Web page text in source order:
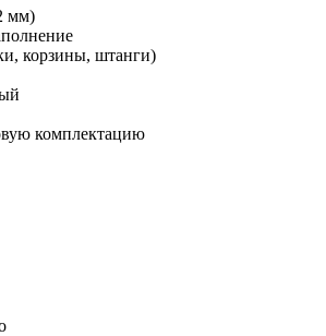
мм)
корзины, штанги)
комплектацию